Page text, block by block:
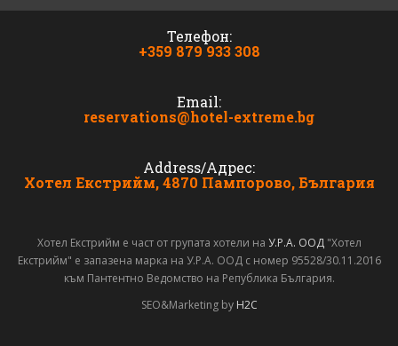
Телефон:
+359 879 933 308
Email:
reservations@hotel-extreme.bg
Address/Адрес:
Хотел Екстрийм, 4870 Пампорово, България
Хотел Екстрийм е част от групата хотели на У.Р.А. ООД"Хотел
Екстрийм" е запазена марка на У.Р.А. ООД с номер 95528/30.11.2016
към Пантентно Ведомство на Република България.
SEO&Marketing by H2C